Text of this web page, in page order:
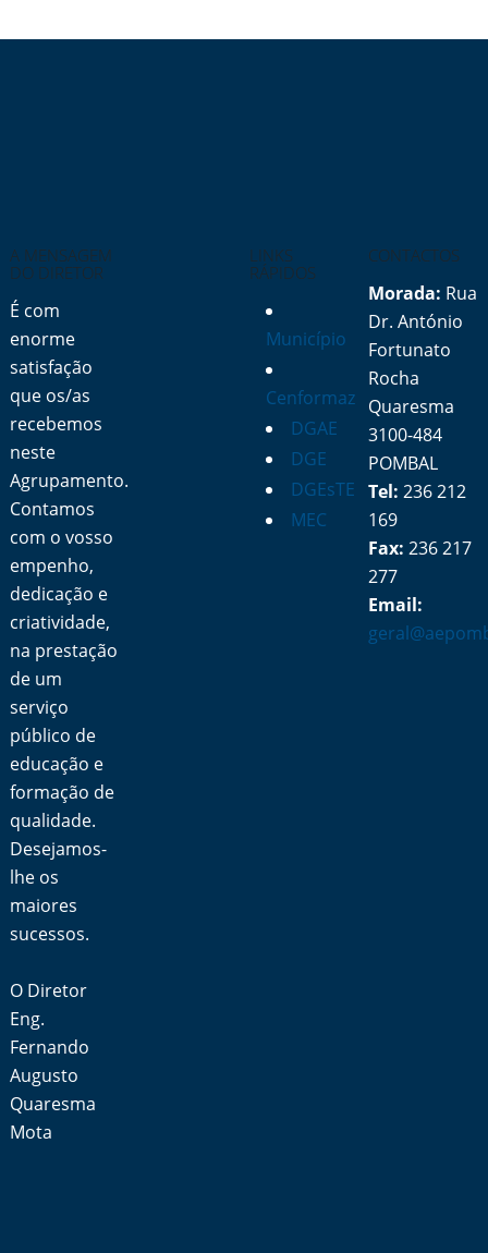
A MENSAGEM
DO DIRETOR
É com
enorme
satisfação
que os/as
recebemos
neste
Agrupamento.
Contamos
com o vosso
empenho,
dedicação e
criatividade,
na prestação
de um
serviço
público de
educação e
formação de
qualidade.
Desejamos-
lhe os
maiores
sucessos.
O Diretor
Eng.
Fernando
Augusto
Quaresma
Mota
LINKS
RÁPIDOS
Município
Cenformaz
DGAE
DGE
DGEsTE
MEC
CONTACTOS
Morada: Rua
Dr. António
Fortunato
Rocha
Quaresma
3100-484
POMBAL
Tel: 236 212
169
Fax: 236 217
277
Email: